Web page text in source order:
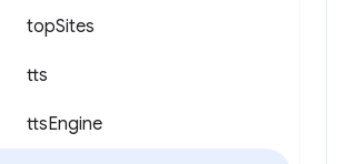
topSites
tts
ttsEngine